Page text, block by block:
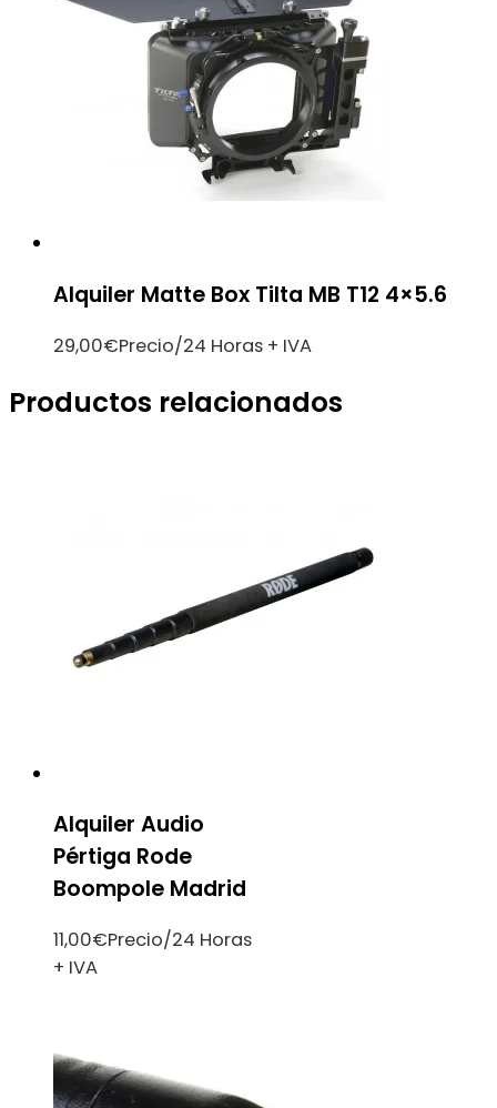
Alquiler Matte Box Tilta MB T12 4×5.6
29,00€Precio/24 Horas + IVA
Productos relacionados
Alquiler Audio
Pértiga Rode
Boompole Madrid
11,00€Precio/24 Horas
+ IVA